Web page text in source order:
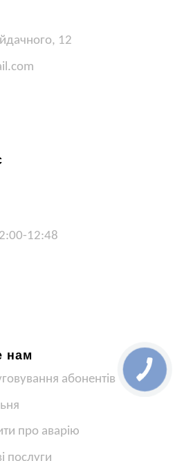
12
12:48
нам
абонентів
про аварію
послуги